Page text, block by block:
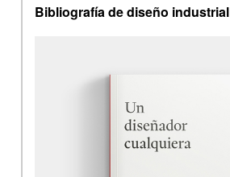
Bibliografía de diseño industrial